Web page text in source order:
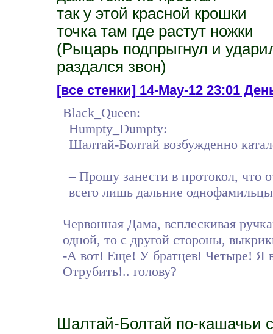
так у этой красной крошки
точка там где растут ножки
(Рыцарь подпрыгнул и
раздался звон)
[все стенки]14-May-12 23:01
Black_Queen:
Humpty_Dumpty:
Шалтай-Болтай возбужденно
– Прошу занести в протокол, что
всего лишь дальние
Червонная Дама, всплескивая
одной, то с другой стороны,
-А вот! Еще! У братцев! Четыре! Я
Отрубить!.. голову?
Шалтай-Болтай по-кашачьи